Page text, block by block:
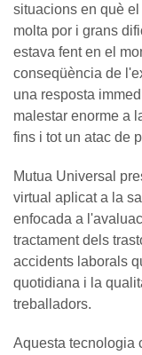
situacions en què
molta por i grans
estava fent en el
conseqüència de
una resposta
malestar enorme a
fins i tot un atac de
Mutua Universal
virtual aplicat a la
enfocada a
tractament dels
accidents laborals
quotidiana i la
treballadors.
Aquesta tecnologia